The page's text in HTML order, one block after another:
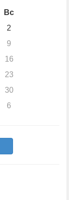
Вс
2
9
16
23
30
6